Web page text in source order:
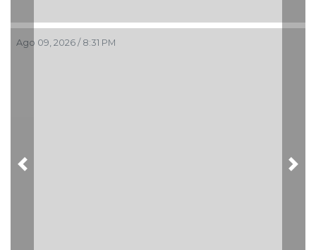
/ 8:31 PM
Previous